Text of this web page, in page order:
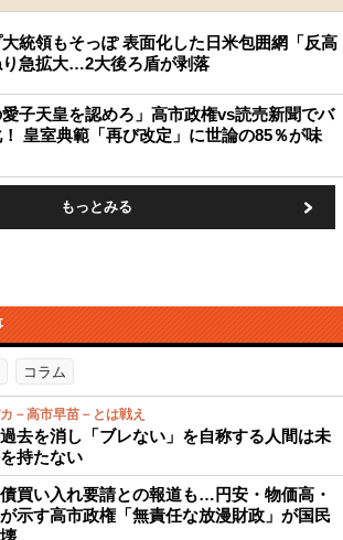
大統領もそっぽ 表面化した日米包囲網「反高
急拡大…2大後ろ盾が剥落
愛子天皇を認めろ」高市政権vs読売新聞でバ
！ 皇室典範「再び改定」に世論の85％が味
もっとみる
コラム
－高市早苗－とは戦え
去を消し「ブレない」を自称する人間は未
持たない
買い入れ要請との報道も…円安・物価高・
示す高市政権「無責任な放漫財政」が国民